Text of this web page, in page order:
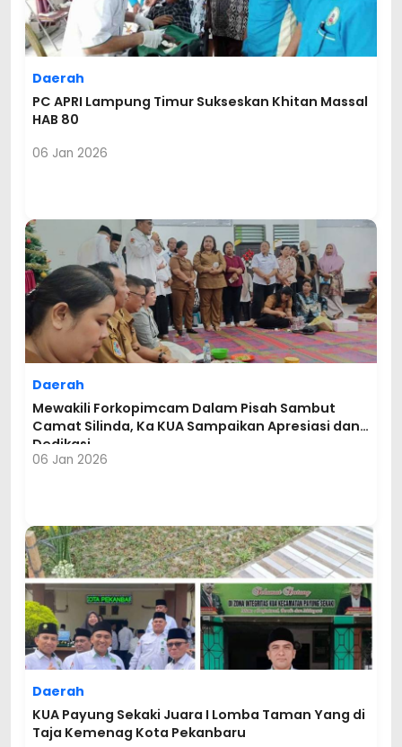
Daerah
PC APRI Lampung Timur Sukseskan Khitan Massal
HAB 80
06 Jan 2026
Daerah
Mewakili Forkopimcam Dalam Pisah Sambut
Camat Silinda, Ka KUA Sampaikan Apresiasi dan
Dedikasi
06 Jan 2026
Daerah
KUA Payung Sekaki Juara I Lomba Taman Yang di
Taja Kemenag Kota Pekanbaru